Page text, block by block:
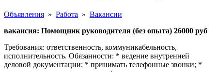
Объявления » Работа » Вакансии
вакансия: Помощник руководителя (без опыта) 26000 руб
Требования: ответственность, коммуникабельность,
исполнительность. Обязанности: * ведение внутренней
деловой документации; * принимать телефонные звонки; *